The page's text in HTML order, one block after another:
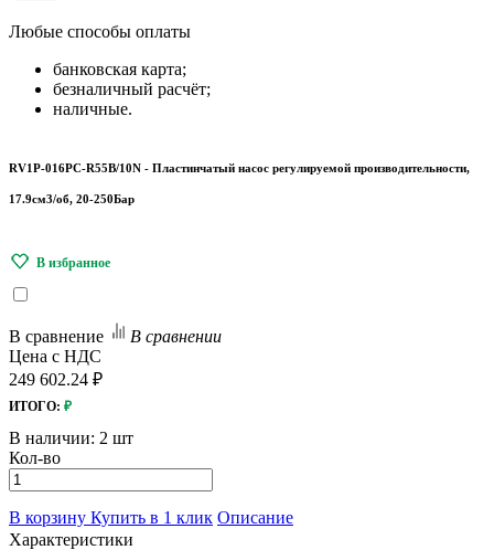
Любые способы оплаты
банковская карта;
безналичный расчёт;
наличные.
RV1P-016PC-R55B/10N - Пластинчатый насос регулируемой производительности,
17.9см3/об, 20-250Бар
В сравнение
В сравнении
Цена с НДС
249 602.24 ₽
ИТОГО: ₽
В наличии: 2 шт
Кол-во
В корзину Купить в 1 клик Описание
Характеристики